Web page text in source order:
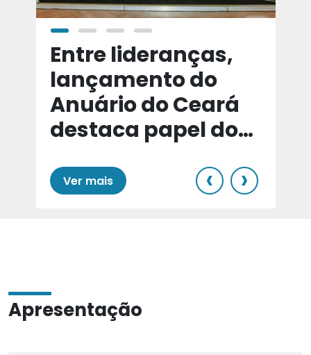
Entre lideranças,
lançamento do
Anuário do Ceará
destaca papel do
Ver mais ‹ ›
Apresentação